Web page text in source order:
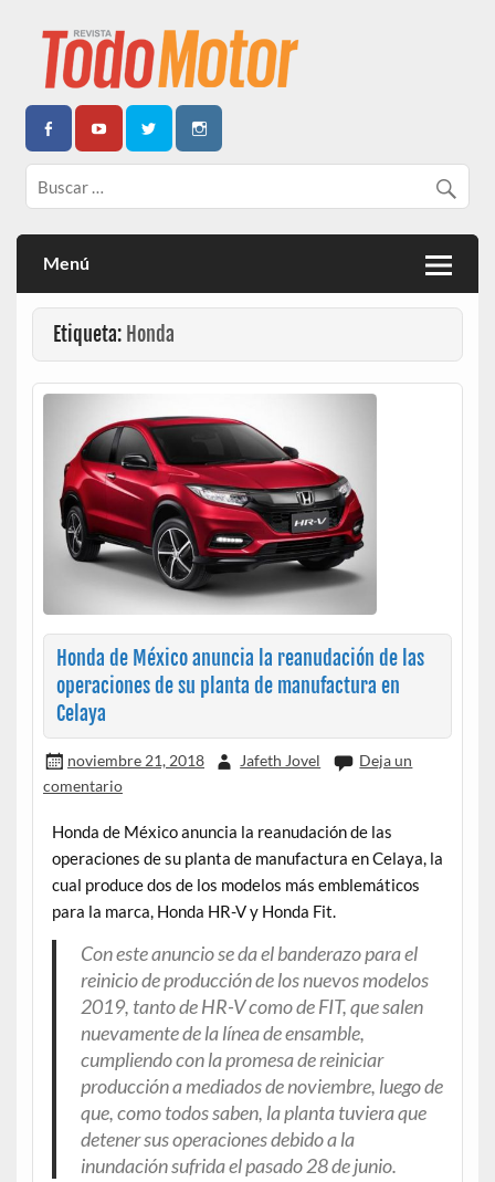
Todo Motor | Centroamérica
Menú
Etiqueta: Honda
Honda de México anuncia la reanudación de las
operaciones de su planta de manufactura en
Celaya
noviembre 21, 2018 Jafeth Jovel
Deja un
comentario
Honda de México anuncia la reanudación de las
operaciones de su planta de manufactura en Celaya, la
cual produce dos de los modelos más emblemáticos
para la marca, Honda HR-V y Honda Fit.
Con este anuncio se da el banderazo para el
reinicio de producción de los nuevos modelos
2019, tanto de HR-V como de FIT, que salen
nuevamente de la línea de ensamble,
cumpliendo con la promesa de reiniciar
producción a mediados de noviembre, luego de
que, como todos saben, la planta tuviera que
detener sus operaciones debido a la
inundación sufrida el pasado 28 de junio.